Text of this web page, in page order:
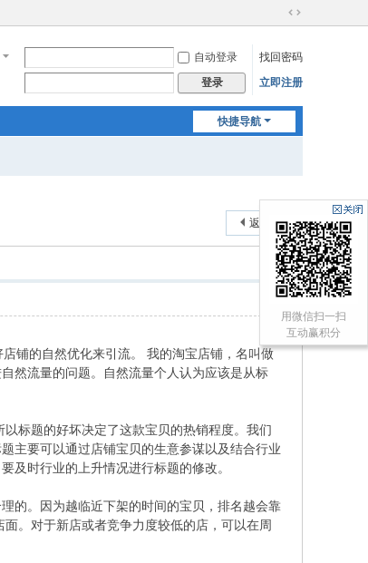
切
到
宽
自动登录
找回密码
登录 立即注册
快捷导航
返回列表
铺的自然优化来引流。 我的淘宝店铺，名叫做
然流量的问题。自然流量个人认为应该是从标
标题的好坏决定了这款宝贝的热销程度。我们
主要可以通过店铺宝贝的生意参谋以及结合行业
及时行业的上升情况进行标题的修改。
的。因为越临近下架的时间的宝贝，排名越会靠
。对于新店或者竞争力度较低的店，可以在周
用微信扫一扫
互动赢积分